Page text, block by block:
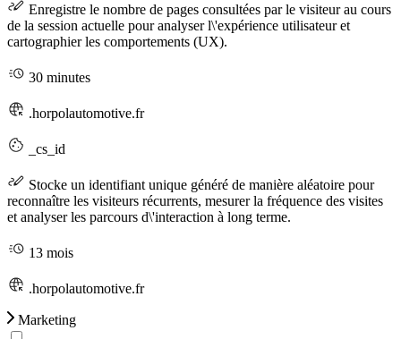
Enregistre le nombre de pages consultées par le visiteur au cours
de la session actuelle pour analyser l\'expérience utilisateur et
cartographier les comportements (UX).
30 minutes
.horpolautomotive.fr
_cs_id
Stocke un identifiant unique généré de manière aléatoire pour
reconnaître les visiteurs récurrents, mesurer la fréquence des visites
et analyser les parcours d\'interaction à long terme.
13 mois
.horpolautomotive.fr
Marketing